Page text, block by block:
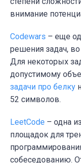
внимание
Codewars – еще
решения задач,
Для некоторых
допустимому
задачи про белку
52 символов.
LeetCode – одна
площадок для
собеседованию.